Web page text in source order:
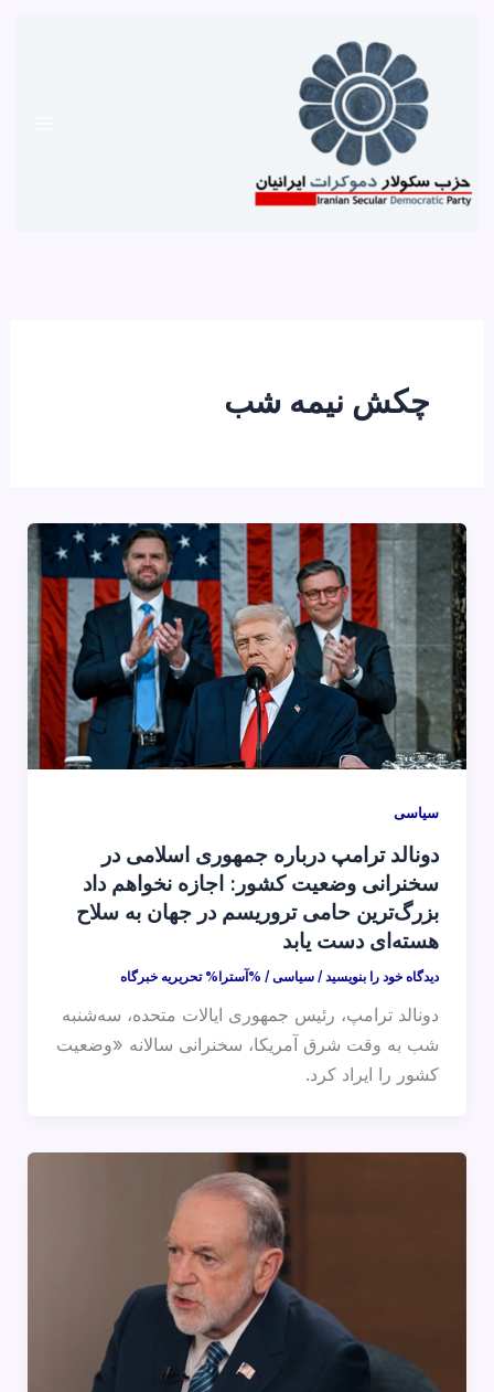
چکش نیمه شب
سیاسی
دونالد ترامپ درباره جمهوری اسلامی در
سخنرانی وضعیت کشور: اجازه نخواهم داد
بزرگ‌ترین حامی تروریسم در جهان به سلاح
هسته‌ای دست یابد
دیدگاه‌ خود را بنویسید / سیاسی/ %آسترا% تحریریه خبرگاه
دونالد ترامپ، رئیس جمهوری ایالات متحده، سه‌شنبه
شب به وقت شرق آمریکا، سخنرانی سالانه «وضعیت
کشور را ایراد کرد.